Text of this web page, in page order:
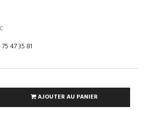
47 35 81
AJOUTER AU PANIER